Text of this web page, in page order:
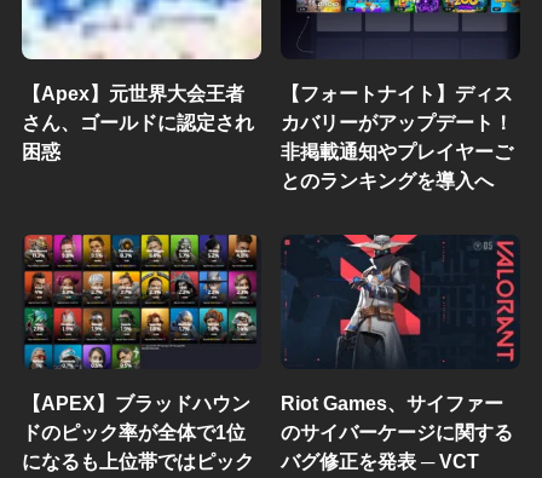
【Apex】元世界大会王者
さん、ゴールドに認定され
困惑
【フォートナイト】ディス
カバリーがアップデート！
非掲載通知やプレイヤーご
とのランキングを導入へ
【APEX】ブラッドハウン
ドのピック率が全体で1位
になるも上位帯ではピック
Riot Games、サイファー
のサイバーケージに関する
バグ修正を発表 ─ VCT